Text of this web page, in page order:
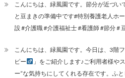
こんにちは、緑風園です。節分が近づ
と豆まきの準備中です#特別養護老人ホ
設 #介護職 #介護福祉士 #看護師 #節分 #
こんにちは、緑風園です。今日は、3階
ピー
」をご紹介します♪ご利用者様や
ー”な気持ちにしてくれる存在です。ふ